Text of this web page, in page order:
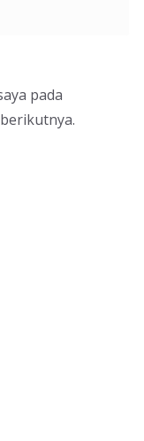
pada